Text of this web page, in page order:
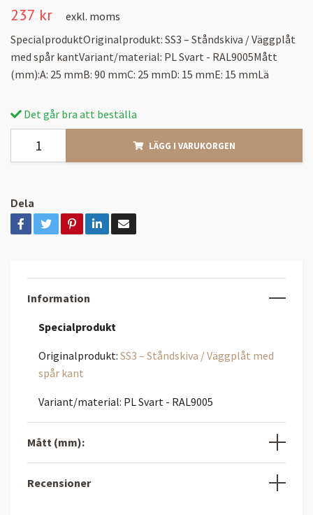
237 kr
exkl. moms
SpecialproduktOriginalprodukt: SS3 – Ståndskiva / Väggplåt
med spår kantVariant/material: PL Svart - RAL9005Mått
(mm):A: 25 mmB: 90 mmC: 25 mmD: 15 mmE: 15 mmLä
Det går bra att beställa
LÄGG I VARUKORGEN
Dela
Information
Specialprodukt
Originalprodukt: SS3 – Ståndskiva / Väggplåt med
spår kant
Variant/material: PL Svart - RAL9005
Mått (mm):
Recensioner